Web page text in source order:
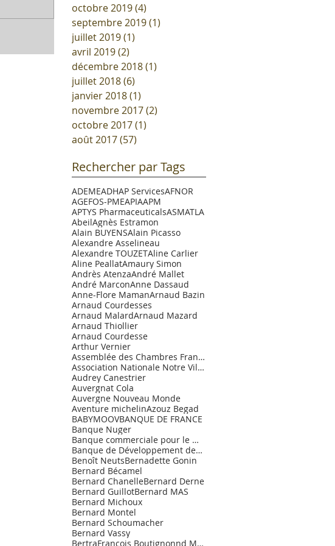
octobre 2019(4)
septembre 2019(1)
juillet 2019(1)
avril 2019(2)
décembre 2018(1)
juillet 2018(6)
janvier 2018(1)
novembre 2017(2)
octobre 2017(1)
août 2017(57)
Rechercher par Tags
ADEMEADHAP ServicesAFNOR
AGEFOS-PMEAPIAAPM
APTYS PharmaceuticalsASMATLA
AbeilAgnès Estramon
Alain BUYENSAlain Picasso
Alexandre Asselineau
Alexandre TOUZETAline Carlier
Aline PeallatAmaury Simon
Andrès AtenzaAndré Mallet
André MarconAnne Dassaud
Anne-Flore MamanArnaud Bazin
Arnaud Courdesses
Arnaud MalardArnaud Mazard
Arnaud Thiollier
Arnaud Courdesse
Arthur Vernier
Assemblée des Chambres Françaises de Commerce et d
Association Nationale Notre Village.
Audrey Canestrier
Auvergnat Cola
Auvergne Nouveau Monde
Aventure michelinAzouz Begad
BABYMOOVBANQUE DE FRANCE
Banque Nuger
Banque commerciale pour le Marché de l'Entrepr
Banque de Développement des PME
Benoît NeutsBernadette Gonin
Bernard Bécamel
Bernard ChanelleBernard Derne
Bernard GuillotBernard MAS
Bernard Michoux
Bernard Montel
Bernard Schoumacher
Bernard Vassy
BertraFrançois Boutignonnd Maurice